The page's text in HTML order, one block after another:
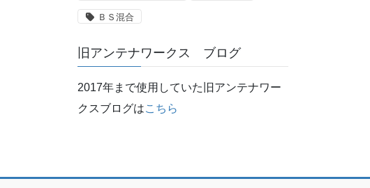
ＢＳ混合
旧アンテナワークス ブログ
2017年まで使用していた旧アンテナワー
クスブログはこちら